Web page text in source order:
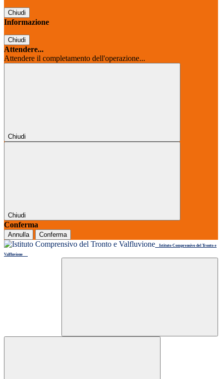
Chiudi
Informazione
Chiudi
Attendere...
Attendere il completamento dell'operazione...
Chiudi
Chiudi
Conferma
Annulla Conferma
Istituto Comprensivo del Tronto e
Valfluvione